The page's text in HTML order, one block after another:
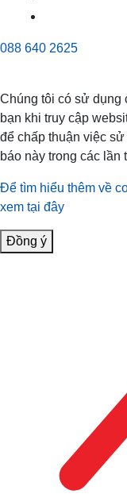
088 640 2625
Chúng tôi có sử dụng
bạn khi truy cập
để chấp thuận việc
báo này trong các lần
Để tìm hiểu thêm về
xem tại đây
Đồng ý